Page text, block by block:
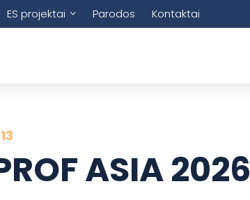
ES projektai Parodos Kontaktai
ASIA 2026